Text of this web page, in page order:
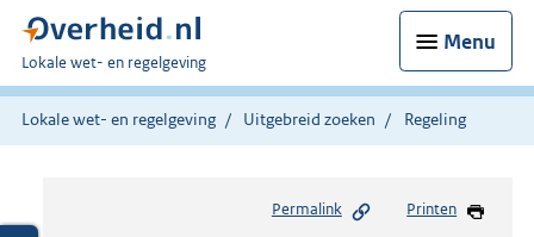
Menu
U
bent
hier:
Lokale wet- en regelgeving
Lokale wet- en regelgeving Uitgebreid zoeken Regeling
Permalink Printen